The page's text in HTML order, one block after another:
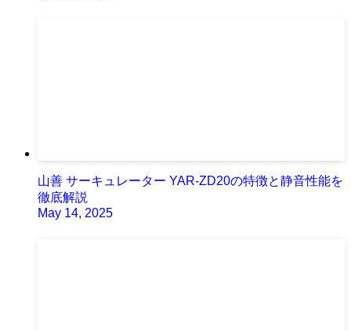
山善 サーキュレーター YAR-ZD20の特徴と静音性能を
徹底解説
May 14, 2025